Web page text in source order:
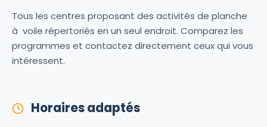
Tous les centres proposant des activités de planche
à voile répertoriés en un seul endroit. Comparez les
programmes et contactez directement ceux qui vous
intéressent.
Horaires adaptés